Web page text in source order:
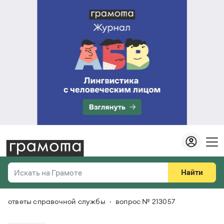
Искать на Грамоте
Справочная служба
Найти
Везде
ответы справочной службы вопрос № 213057